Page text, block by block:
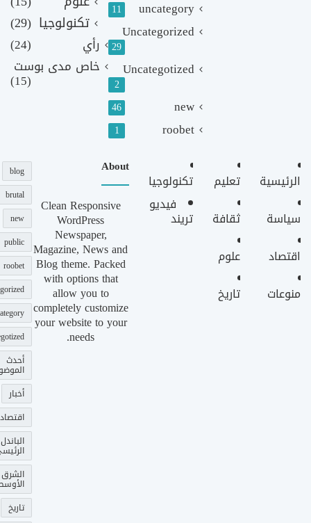
uncategory
11
Uncategorized
29
Uncategotized
2
new
46
roobet
1
تكنولوجيا (29)
رأي
(24)
خاص مدى بوست
(15)
الرئيسية
سياسة
اقتصاد
منوعات
تعليم
ثقافة
علوم
تاريخ
تكنولوجيا
فيديو
تريند
About
Clean Responsive
WordPress
Newspaper,
Magazine, News and
Blog theme. Packed
with options that
allow you to
completely customize
your website to your
needs.
blog
brutal
new
public
roobet
أحدث
أخبار
اقتصاد
الباندل
الشرق
تاريخ